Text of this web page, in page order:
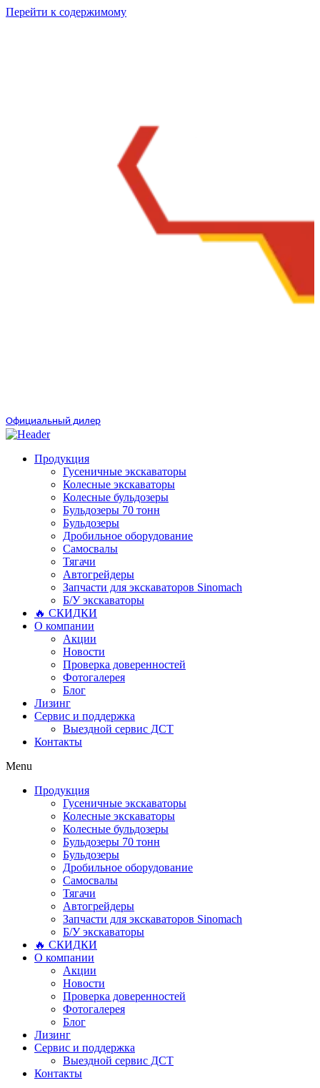
Перейти к содержимому
Официальный дилер
Продукция
Гусеничные экскаваторы
Колесные экскаваторы
Колесные бульдозеры
Бульдозеры 70 тонн
Бульдозеры
Дробильное оборудование
Самосвалы
Тягачи
Автогрейдеры
Запчасти для экскаваторов Sinomach
Б/У экскаваторы
🔥 СКИДКИ
О компании
Акции
Новости
Проверка доверенностей
Фотогалерея
Блог
Лизинг
Сервис и поддержка
Выездной сервис ДСТ
Контакты
Menu
Продукция
Гусеничные экскаваторы
Колесные экскаваторы
Колесные бульдозеры
Бульдозеры 70 тонн
Бульдозеры
Дробильное оборудование
Самосвалы
Тягачи
Автогрейдеры
Запчасти для экскаваторов Sinomach
Б/У экскаваторы
🔥 СКИДКИ
О компании
Акции
Новости
Проверка доверенностей
Фотогалерея
Блог
Лизинг
Сервис и поддержка
Выездной сервис ДСТ
Контакты